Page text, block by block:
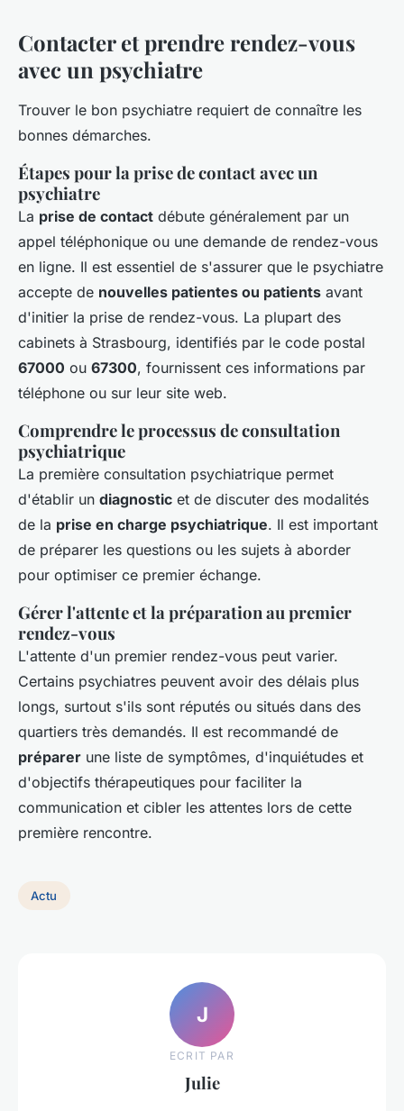
Contacter et prendre rendez-vous
avec un psychiatre
Trouver le bon psychiatre requiert de connaître les
bonnes démarches.
Étapes pour la prise de contact avec un
psychiatre
La prise de contact débute généralement par un
appel téléphonique ou une demande de rendez-vous
en ligne. Il est essentiel de s'assurer que le psychiatre
accepte de nouvelles patientes ou patients avant
d'initier la prise de rendez-vous. La plupart des
cabinets à Strasbourg, identifiés par le code postal
67000 ou 67300, fournissent ces informations par
téléphone ou sur leur site web.
Comprendre le processus de consultation
psychiatrique
La première consultation psychiatrique permet
d'établir un diagnostic et de discuter des modalités
de la prise en charge psychiatrique. Il est important
de préparer les questions ou les sujets à aborder
pour optimiser ce premier échange.
Gérer l'attente et la préparation au premier
rendez-vous
L'attente d'un premier rendez-vous peut varier.
Certains psychiatres peuvent avoir des délais plus
longs, surtout s'ils sont réputés ou situés dans des
quartiers très demandés. Il est recommandé de
préparer une liste de symptômes, d'inquiétudes et
d'objectifs thérapeutiques pour faciliter la
communication et cibler les attentes lors de cette
première rencontre.
Actu
J
ECRIT PAR
Julie